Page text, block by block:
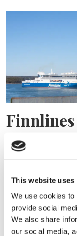
This website uses
We use cookies to
provide social
We also share
our social media,
högt